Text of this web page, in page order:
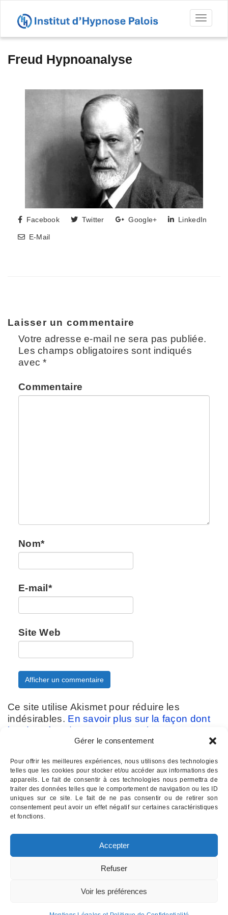
Gérer le consentement
Pour offrir les meilleures expériences, nous utilisons des technologies
telles que les cookies pour stocker et/ou accéder aux informations des
appareils. Le fait de consentir à ces technologies nous permettra de
traiter des données telles que le comportement de navigation ou les ID
uniques sur ce site. Le fait de ne pas consentir ou de retirer son
consentement peut avoir un effet négatif sur certaines caractéristiques
et fonctions.
Accepter
Refuser
Voir les préférences
Freud Hypnoanalyse
Facebook Twitter Google+ LinkedIn
E-Mail
Laisser un commentaire
Votre adresse e-mail ne sera pas publiée.
Les champs obligatoires sont indiqués
avec*
Commentaire
Nom*
E-mail*
Site Web
Ce site utilise Akismet pour réduire les
indésirables. En savoir plus sur la façon dont
les données de vos commentaires sont
Contactez-nous :07 82 11 22 85
INSTITUT D'HYPNOSE PALOIS
Institut d'Hypnose Palois - 17 rue d'Etigny - 64000 PAU